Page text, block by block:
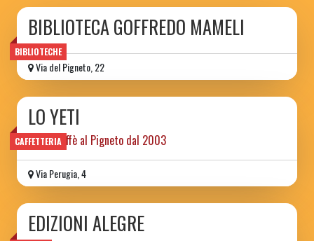
BIBLIOTECHE
BIBLIOTECA GOFFREDO MAMELI
Via del Pigneto, 22
CAFFETTERIA
LO YETI
libri e caffè al Pigneto dal 2003
Via Perugia, 4
EDIZIONI ALEGRE